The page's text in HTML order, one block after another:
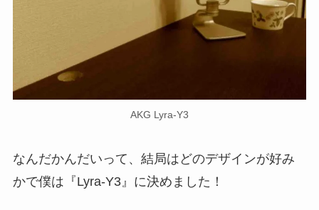
AKG Lyra-Y3
なんだかんだいって、結局はどのデザインが好み
かで僕は『Lyra-Y3』に決めました！